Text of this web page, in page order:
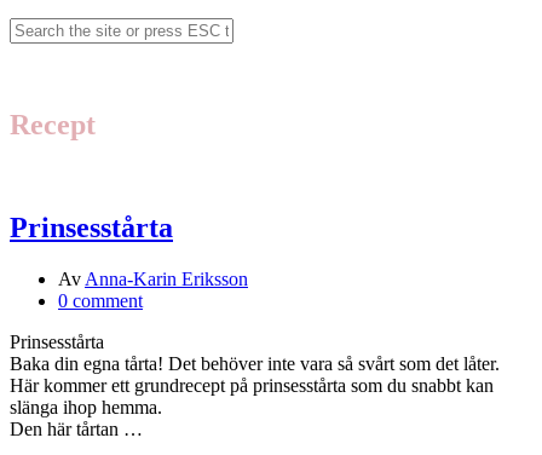
Recept
Prinsesstårta
Av Anna-Karin Eriksson
0 comment
Prinsesstårta
Baka din egna tårta! Det behöver inte vara så svårt som det låter.
Här kommer ett grundrecept på prinsesstårta som du snabbt kan
slänga ihop hemma.
Den här tårtan …